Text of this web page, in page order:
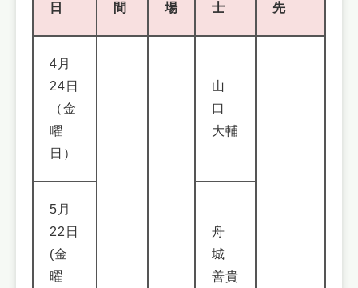
日
間
場
士
先
4月
24日
（金
曜
日）
山
口
大輔
5月
22日
(金
曜
舟
城
善貴